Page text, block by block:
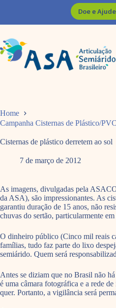
Doe e Ajude
Home
Campanha Cisternas de Plástico/
Cisternas de plástico derretem ao sol
7 de março de 2012
As imagens, divulgadas pela
da ASA), são impressionantes. As
garantiu duração de 15 anos, não
chuvas do sertão, particularmente
O dinheiro público (Cinco mil reais
famílias, tudo faz parte do lixo
semiárido. Quem será
Antes se diziam que no Brasil não
é uma câmara fotográfica e a rede
quer. Portanto, a vigilância será